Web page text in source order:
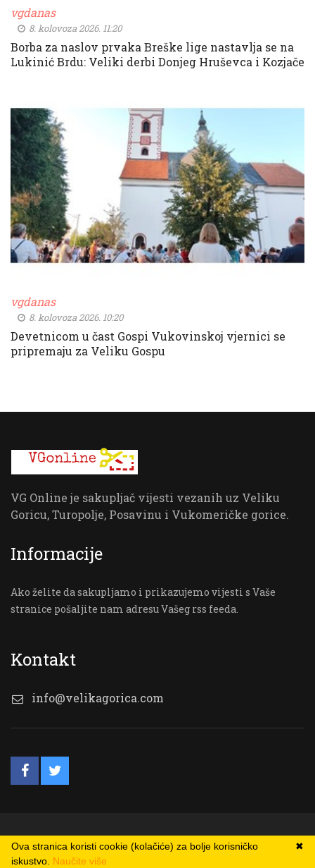
vgdanas
8. kolovoza 2026. 11:20
Borba za naslov prvaka Breške lige nastavlja se na
Lukinić Brdu: Veliki derbi Donjeg Hruševca i Kozjače
vgdanas
8. kolovoza 2026. 10:20
Devetnicom u čast Gospi Vukovinskoj vjernici se
pripremaju za Veliku Gospu
VG Online je sakupljač vijesti vezanih uz Veliku
Goricu, Turopolje, Posavinu i Vukomeričke gorice.
Informacije
Ako želite da sakupljamo i prikazujemo vijesti s Vaše
stranice pošaljite nam adresu Vašeg rss feeda.
Kontakt
info@velikagorica.com
© VG Online ✖
Ova stranica koristi cookie (kolačiće) za bolje korisničko
iskustvo. Naučite više